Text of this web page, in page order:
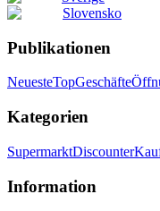
Slovensko
Publikationen
NeuesteTopGeschäfte
Kategorien
SupermarktDiscounter
Information